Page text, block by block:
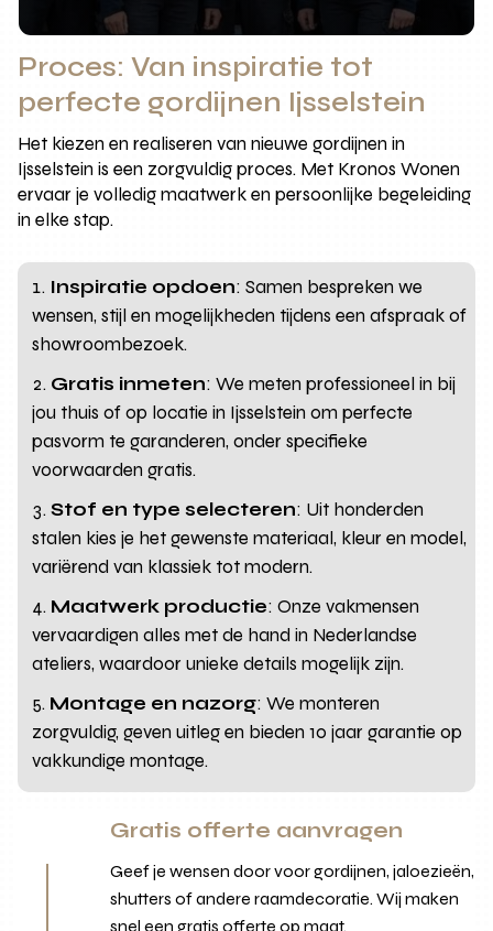
Proces: Van inspiratie tot
perfecte gordijnen Ijsselstein
Het kiezen en realiseren van nieuwe gordijnen in
Ijsselstein is een zorgvuldig proces. Met Kronos Wonen
ervaar je volledig maatwerk en persoonlijke begeleiding
in elke stap.
Inspiratie opdoen: Samen bespreken we
wensen, stijl en mogelijkheden tijdens een afspraak of
showroombezoek.
Gratis inmeten: We meten professioneel in bij
jou thuis of op locatie in Ijsselstein om perfecte
pasvorm te garanderen, onder specifieke
voorwaarden gratis.
Stof en type selecteren: Uit honderden
stalen kies je het gewenste materiaal, kleur en model,
variërend van klassiek tot modern.
Maatwerk productie: Onze vakmensen
vervaardigen alles met de hand in Nederlandse
ateliers, waardoor unieke details mogelijk zijn.
Montage en nazorg: We monteren
zorgvuldig, geven uitleg en bieden 10 jaar garantie op
vakkundige montage.
Gratis offerte aanvragen
Geef je wensen door voor gordijnen, jaloezieën,
shutters of andere raamdecoratie. Wij maken
snel een gratis offerte op maat.